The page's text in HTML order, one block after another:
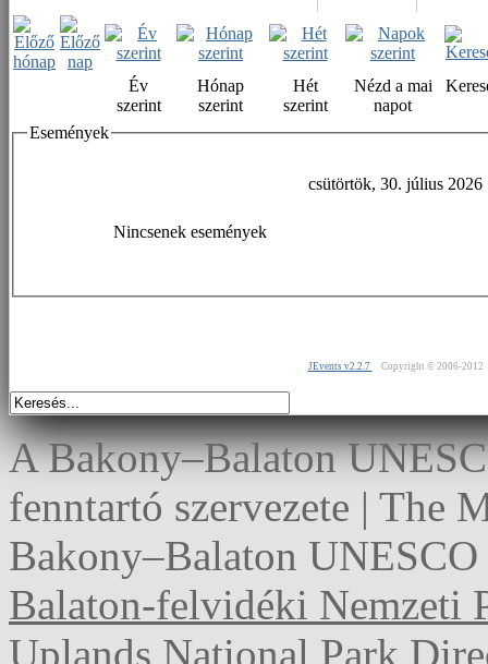
Év
szerint
Hónap
szerint
Hét
szerint
Nézd a mai
napot
Események
csütörtök, 30. július 2026
Nincsenek események
JEvents v2.2.7 Copyright © 2006-2012
A Bakony–Balaton
fenntartó szervezete | The
Bakony–Balaton
Balaton-felvidéki Nemzeti
Uplands National Park